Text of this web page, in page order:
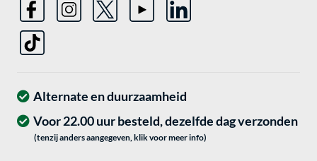
Alternate en duurzaamheid
Voor 22.00 uur besteld, dezelfde dag verzonden
(tenzij anders aangegeven, klik voor meer info)